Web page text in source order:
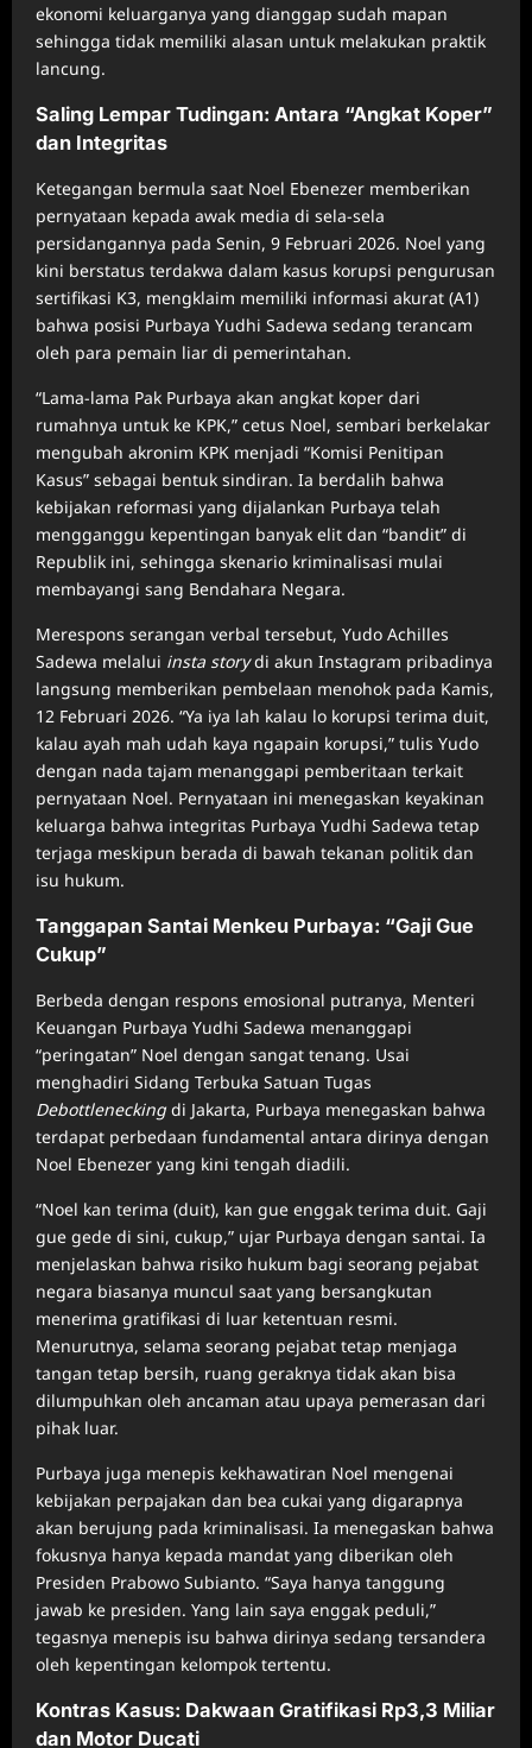
ekonomi keluarganya yang dianggap sudah mapan
sehingga tidak memiliki alasan untuk melakukan praktik
lancung.
Saling Lempar Tudingan: Antara “Angkat Koper”
dan Integritas
Ketegangan bermula saat Noel Ebenezer memberikan
pernyataan kepada awak media di sela-sela
persidangannya pada Senin, 9 Februari 2026. Noel yang
kini berstatus terdakwa dalam kasus korupsi pengurusan
sertifikasi K3, mengklaim memiliki informasi akurat (A1)
bahwa posisi Purbaya Yudhi Sadewa sedang terancam
oleh para pemain liar di pemerintahan.
“Lama-lama Pak Purbaya akan angkat koper dari
rumahnya untuk ke KPK,” cetus Noel, sembari berkelakar
mengubah akronim KPK menjadi “Komisi Penitipan
Kasus” sebagai bentuk sindiran. Ia berdalih bahwa
kebijakan reformasi yang dijalankan Purbaya telah
mengganggu kepentingan banyak elit dan “bandit” di
Republik ini, sehingga skenario kriminalisasi mulai
membayangi sang Bendahara Negara.
Merespons serangan verbal tersebut, Yudo Achilles
Sadewa melalui insta storydi akun Instagram pribadinya
langsung memberikan pembelaan menohok pada Kamis,
12 Februari 2026. “Ya iya lah kalau lo korupsi terima duit,
kalau ayah mah udah kaya ngapain korupsi,” tulis Yudo
dengan nada tajam menanggapi pemberitaan terkait
pernyataan Noel. Pernyataan ini menegaskan keyakinan
keluarga bahwa integritas Purbaya Yudhi Sadewa tetap
terjaga meskipun berada di bawah tekanan politik dan
isu hukum.
Tanggapan Santai Menkeu Purbaya: “Gaji Gue
Cukup”
Berbeda dengan respons emosional putranya, Menteri
Keuangan Purbaya Yudhi Sadewa menanggapi
“peringatan” Noel dengan sangat tenang. Usai
menghadiri Sidang Terbuka Satuan Tugas
Debottleneckingdi Jakarta, Purbaya menegaskan bahwa
terdapat perbedaan fundamental antara dirinya dengan
Noel Ebenezer yang kini tengah diadili.
“Noel kan terima (duit), kan gue enggak terima duit. Gaji
gue gede di sini, cukup,” ujar Purbaya dengan santai. Ia
menjelaskan bahwa risiko hukum bagi seorang pejabat
negara biasanya muncul saat yang bersangkutan
menerima gratifikasi di luar ketentuan resmi.
Menurutnya, selama seorang pejabat tetap menjaga
tangan tetap bersih, ruang geraknya tidak akan bisa
dilumpuhkan oleh ancaman atau upaya pemerasan dari
pihak luar.
Purbaya juga menepis kekhawatiran Noel mengenai
kebijakan perpajakan dan bea cukai yang digarapnya
akan berujung pada kriminalisasi. Ia menegaskan bahwa
fokusnya hanya kepada mandat yang diberikan oleh
Presiden Prabowo Subianto. “Saya hanya tanggung
jawab ke presiden. Yang lain saya enggak peduli,”
tegasnya menepis isu bahwa dirinya sedang tersandera
oleh kepentingan kelompok tertentu.
Kontras Kasus: Dakwaan Gratifikasi Rp3,3 Miliar
dan Motor Ducati